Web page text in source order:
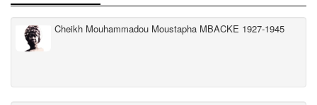
Cheikh Mouhammadou Moustapha MBACKE 1927-1945